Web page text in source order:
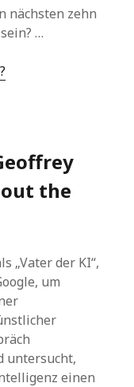
nächsten zehn
…
the
„Vater der KI“,
um
untersucht,
einen